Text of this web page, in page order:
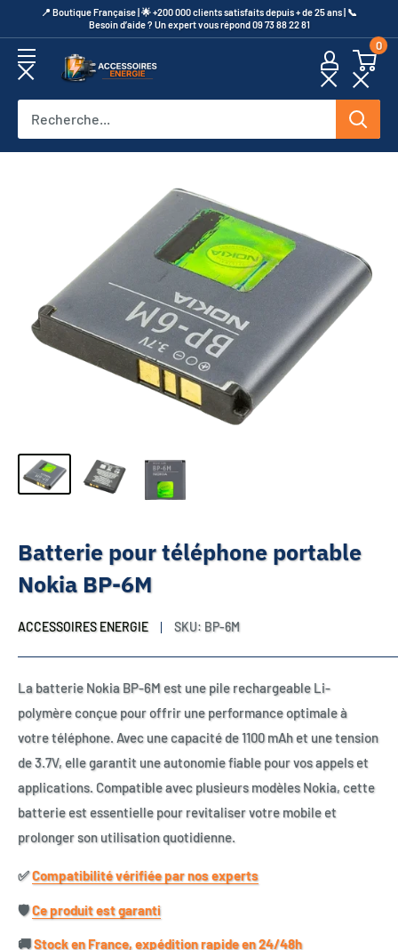
au
contenu
​📍​ Boutique Française | 🌟 +200 000 clients satisfaits depuis + de 25 ans | 📞​
Besoin d’aide ? Un expert vous répond 09 73 88 22 81
Accessoires
0
Batterie pour téléphone portable
Nokia BP-6M
ACCESSOIRES ENERGIE SKU: BP-6M
La batterie Nokia BP-6M est une pile rechargeable Li-
polymère conçue pour offrir une performance optimale à
votre téléphone. Avec une capacité de 1100 mAh et une tension
de 3.7V, elle garantit une autonomie fiable pour vos appels et
applications. Compatible avec plusieurs modèles Nokia, cette
batterie est essentielle pour revitaliser votre mobile et
prolonger son utilisation quotidienne.
✅​Compatibilité vérifiée par nos experts
🛡️​Ce produit est garanti
🚚​Stock en France, expédition rapide en 24/48h